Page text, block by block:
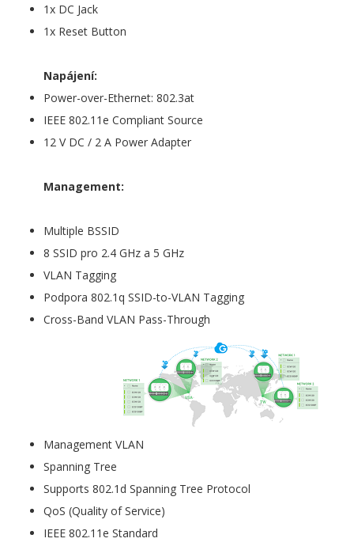
1x DC Jack
1x Reset Button
Napájení:
Power-over-Ethernet: 802.3at
IEEE 802.11e Compliant Source
12 V DC / 2 A Power Adapter
Management:
Multiple BSSID
8 SSID pro 2.4 GHz a 5 GHz
VLAN Tagging
Podpora 802.1q SSID-to-VLAN Tagging
Cross-Band VLAN Pass-Through
Management VLAN
Spanning Tree
Supports 802.1d Spanning Tree Protocol
QoS (Quality of Service)
IEEE 802.11e Standard